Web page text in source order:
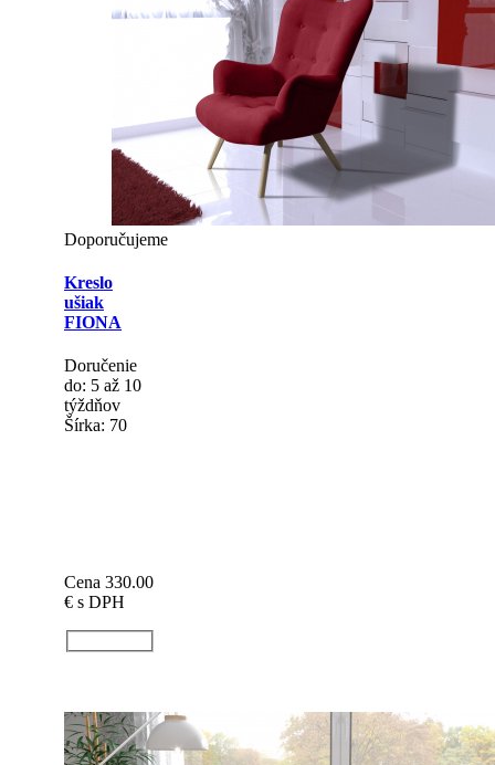
Doporučujeme
Kreslo
ušiak
FIONA
Doručenie
do: 5 až 10
týždňov
Šírka: 70
Cena 330.00
€ s DPH